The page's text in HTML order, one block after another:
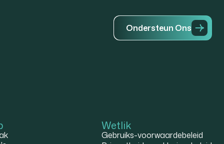
Ondersteun Ons
Wetlik
Gebruiks-voorwaardebeleid